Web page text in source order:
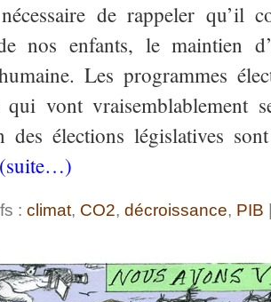
de rappeler qu’il
nos enfants, le maintien
Les programmes
vont vraisemblablement
des élections législatives
(suite…)
: climat, CO2, décroissance, PIB